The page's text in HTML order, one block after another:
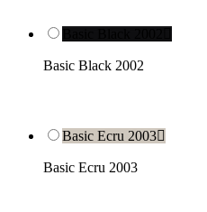
Basic Black 2002
Basic Ecru 2003
Basic Ecru 2003